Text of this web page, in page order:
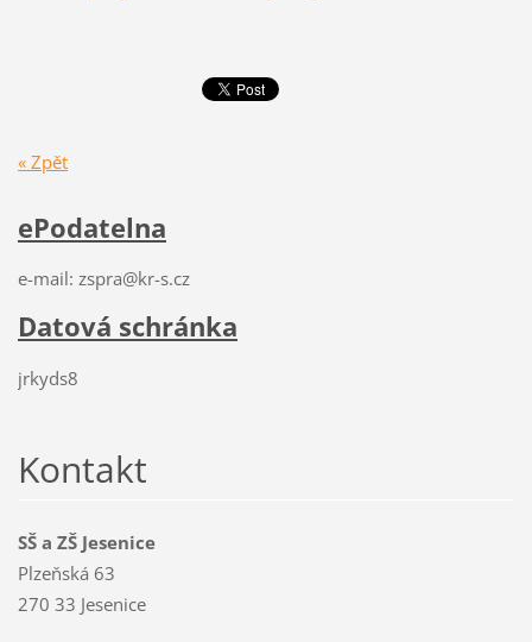
« Zpět
ePodatelna
e-mail: zspra@kr-s.cz
Datová schránka
jrkyds8
Kontakt
SŠ a ZŠ Jesenice
Plzeňská 63
270 33 Jesenice